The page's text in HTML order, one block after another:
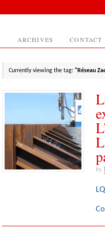
ARCHIVES CONTACT
Currently viewing the tag: "Réseau
by